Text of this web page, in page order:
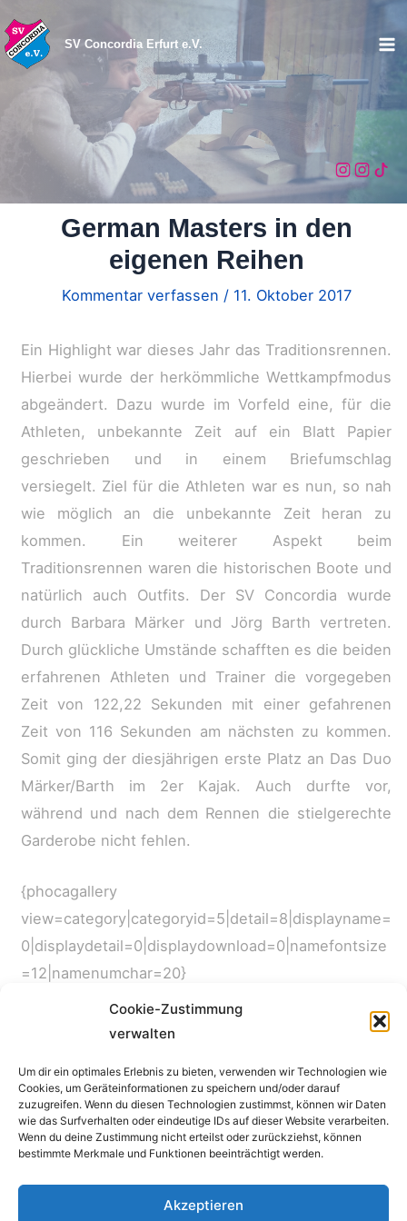
Cookie-Zustimmung
verwalten
Um dir ein optimales Erlebnis zu bieten, verwenden wir Technologien wie
Cookies, um Geräteinformationen zu speichern und/oder darauf
zuzugreifen. Wenn du diesen Technologien zustimmst, können wir Daten
wie das Surfverhalten oder eindeutige IDs auf dieser Website verarbeiten.
Wenn du deine Zustimmung nicht erteilst oder zurückziehst, können
bestimmte Merkmale und Funktionen beeinträchtigt werden.
Akzeptieren
Inhalt
springen
SV Concordia Erfurt e.V.
German Masters in den
eigenen Reihen
Kommentar verfassen / 11. Oktober 2017
Ein Highlight war dieses Jahr das Traditionsrennen.
Hierbei wurde der herkömmliche Wettkampfmodus
abgeändert. Dazu wurde im Vorfeld eine, für die
Athleten, unbekannte Zeit auf ein Blatt Papier
geschrieben und in einem Briefumschlag
versiegelt. Ziel für die Athleten war es nun, so nah
wie möglich an die unbekannte Zeit heran zu
kommen. Ein weiterer Aspekt beim
Traditionsrennen waren die historischen Boote und
natürlich auch Outfits. Der SV Concordia wurde
durch Barbara Märker und Jörg Barth vertreten.
Durch glückliche Umstände schafften es die beiden
erfahrenen Athleten und Trainer die vorgegeben
Zeit von 122,22 Sekunden mit einer gefahrenen
Zeit von 116 Sekunden am nächsten zu kommen.
Somit ging der diesjährigen erste Platz an Das Duo
Märker/Barth im 2er Kajak. Auch durfte vor,
während und nach dem Rennen die stielgerechte
Garderobe nicht fehlen.
{phocagallery
view=category|categoryid=5|detail=8|displayname=
0|displaydetail=0|displaydownload=0|namefontsize
=12|namenumchar=20}
Impressum
Copyright © 2026 SV Concordia Erfurt e.V. | Alle Rechte
vorbehalten.
Haftungshinweis: Trotz sorgfältiger inhaltlicher Kontrolle übernehmen